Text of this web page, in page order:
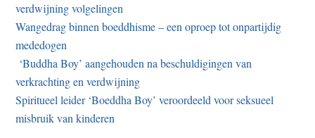
verdwijning volgelingen
Wangedrag binnen boeddhisme – een oproep tot onpartijdig
mededogen
‘Buddha Boy’ aangehouden na beschuldigingen van
verkrachting en verdwijning
Spiritueel leider ‘Boeddha Boy’ veroordeeld voor seksueel
misbruik van kinderen